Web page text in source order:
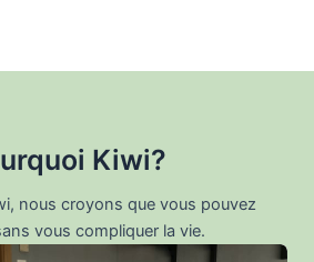
Kiwi?
nous croyons que vous pouvez
vous compliquer la vie.